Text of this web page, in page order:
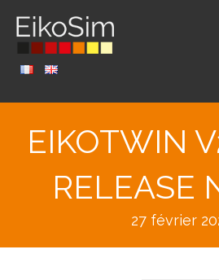
EIKOTWIN
RELEASE
27 février